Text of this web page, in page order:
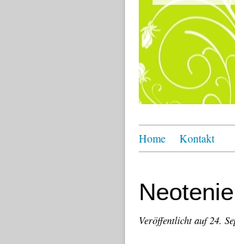
Home Kontakt
Veröffentlicht auf24.